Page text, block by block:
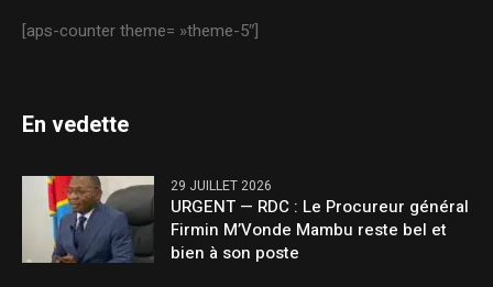
[aps-counter theme= »theme-5″]
En vedette
29 JUILLET 2026
URGENT — RDC : Le Procureur général
Firmin M’Vonde Mambu reste bel et
bien à son poste